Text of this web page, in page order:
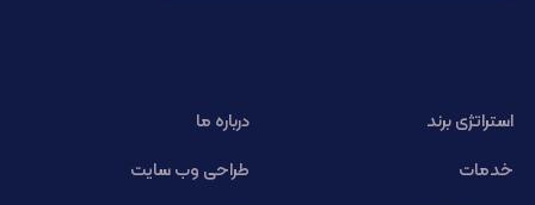
استراتژی برند
درباره ما
خدمات
طراحی وب سایت